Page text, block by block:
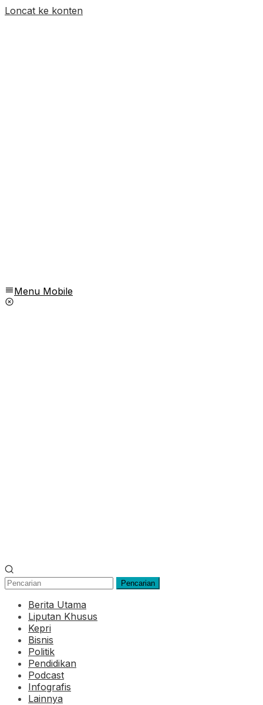
Loncat ke konten
Menu Mobile
Pencarian
Berita Utama
Liputan Khusus
Kepri
Bisnis
Politik
Pendidikan
Podcast
Infografis
Lainnya